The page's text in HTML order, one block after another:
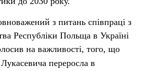
з питань співпраці з
Республіки Польща в Україні
на важливості, того, що
переросла в